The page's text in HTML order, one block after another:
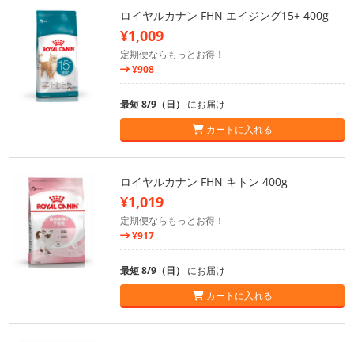
ロイヤルカナン FHN エイジング15+ 400g
¥1,009
定期便ならもっとお得！
¥908
最短 8/9（日） にお届け
カートに入れる
ロイヤルカナン FHN キトン 400g
¥1,019
定期便ならもっとお得！
¥917
最短 8/9（日） にお届け
カートに入れる